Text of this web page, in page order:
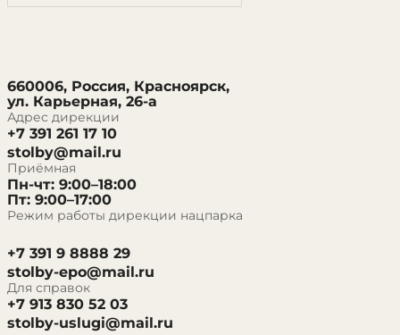
660006, Россия, Красноярск,
ул. Карьерная, 26-а
Адрес дирекции
+7 391 261 17 10
stolby@mail.ru
Приёмная
Пн-чт: 9:00–18:00
Пт: 9:00–17:00
Режим работы дирекции нацпарка
+7 391 9 8888 29
stolby-epo@mail.ru
Для справок
+7 913 830 52 03
stolby-uslugi@mail.ru